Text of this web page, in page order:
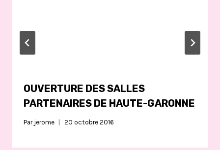
OUVERTURE DES SALLES
PARTENAIRES DE HAUTE-GARONNE
Par jerome 20 octobre 2016